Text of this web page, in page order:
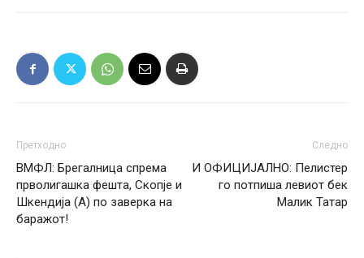
Претходно
ВМФЛ: Брегалница спрема
прволигашка фешта, Скопје и
Шкендија (А) по заверка на
баражот!
Следно
И ОФИЦИЈАЛНО: Пелистер
го потпиша левиот бек
Малик Татар